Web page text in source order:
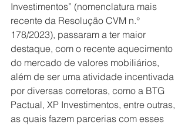
Investimentos” (nomenclatura mais
recente da Resolução CVM n.°
178/2023), passaram a ter maior
destaque, com o recente aquecimento
do mercado de valores mobiliários,
além de ser uma atividade incentivada
por diversas corretoras, como a BTG
Pactual, XP Investimentos, entre outras,
as quais fazem parcerias com esses